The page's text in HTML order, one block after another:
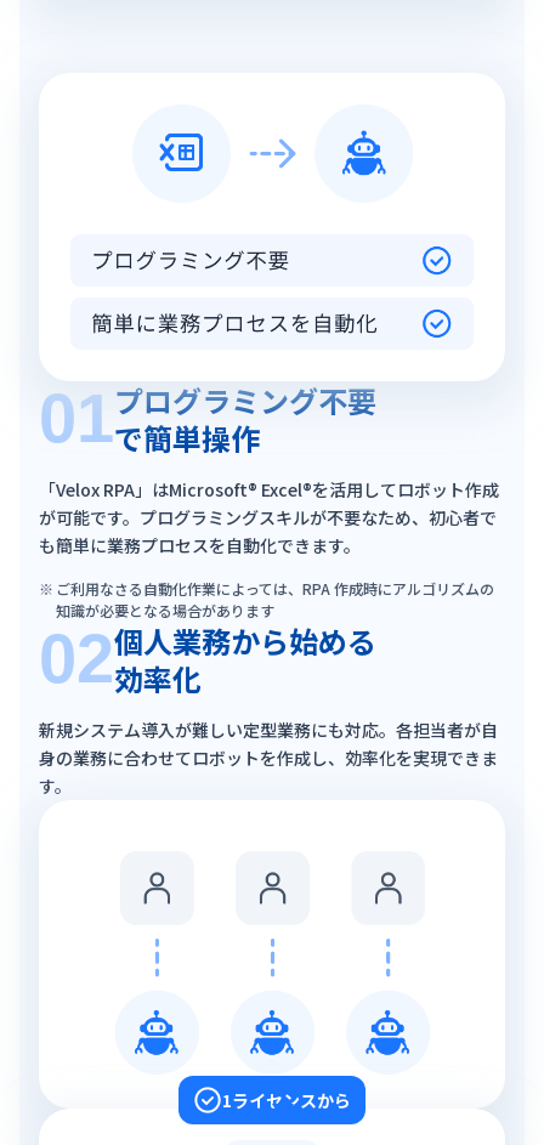
01プログラミング不要
で簡単操作
「Velox RPA」はMicrosoft® Excel®を活用してロボット作成
が可能です。プログラミングスキルが不要なため、初心者で
も簡単に業務プロセスを自動化できます。
ご利用なさる自動化作業によっては、RPA 作成時にアルゴリズムの
知識が必要となる場合があります
02個人業務から始める
効率化
新規システム導入が難しい定型業務にも対応。各担当者が自
身の業務に合わせてロボットを作成し、効率化を実現できま
す。
1ライセンスから